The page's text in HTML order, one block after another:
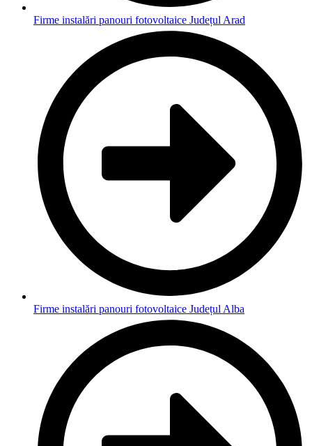
Firme instalări panouri fotovoltaice Județul Arad
Firme instalări panouri fotovoltaice Județul Alba